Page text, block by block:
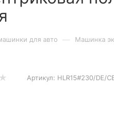
для авто — Машинка
Артикул: HLR15#230/DE/